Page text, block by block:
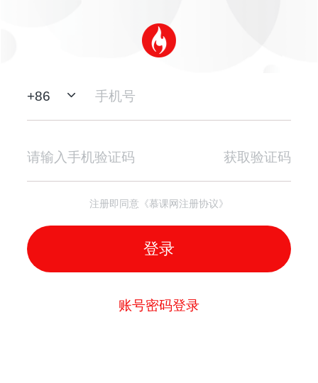
+86
获取验证码
注册即同意《慕课网注册协议》
登录
账号密码登录